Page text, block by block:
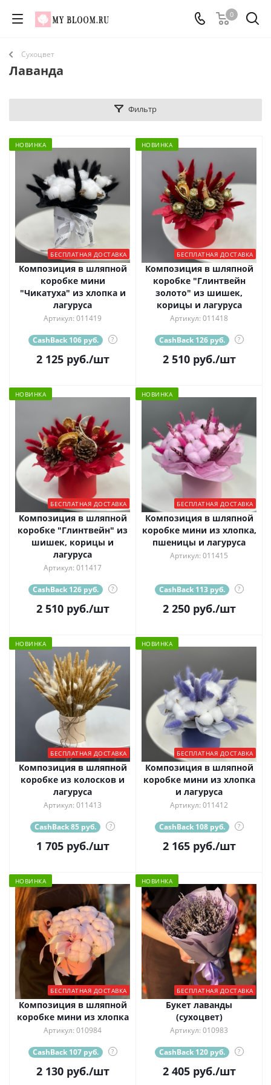
0
Сухоцвет
Лаванда
Фильтр
НОВИНКА
БЕСПЛАТНАЯ ДОСТАВКА
Композиция в шляпной
коробке мини
"Чикатуха" из хлопка и
лагуруса
Артикул: 011419
CashBack 106 руб. ?
2 125руб./шт
НОВИНКА
БЕСПЛАТНАЯ ДОСТАВКА
Композиция в шляпной
коробке "Глинтвейн
золото" из шишек,
корицы и лагуруса
Артикул: 011418
CashBack 126 руб. ?
2 510руб./шт
НОВИНКА
БЕСПЛАТНАЯ ДОСТАВКА
Композиция в шляпной
коробке "Глинтвейн" из
шишек, корицы и
лагуруса
Артикул: 011417
CashBack 126 руб. ?
2 510руб./шт
НОВИНКА
БЕСПЛАТНАЯ ДОСТАВКА
Композиция в шляпной
коробке мини из хлопка,
пшеницы и лагуруса
Артикул: 011415
CashBack 113 руб. ?
2 250руб./шт
НОВИНКА
БЕСПЛАТНАЯ ДОСТАВКА
Композиция в шляпной
коробке из колосков и
лагуруса
Артикул: 011413
CashBack 85 руб. ?
1 705руб./шт
НОВИНКА
БЕСПЛАТНАЯ ДОСТАВКА
Композиция в шляпной
коробке мини из хлопка
и лагуруса
Артикул: 011412
CashBack 108 руб. ?
2 165руб./шт
НОВИНКА
БЕСПЛАТНАЯ ДОСТАВКА
Композиция в шляпной
коробке мини из хлопка
Артикул: 010984
CashBack 107 руб. ?
2 130руб./шт
НОВИНКА
БЕСПЛАТНАЯ ДОСТАВКА
Букет лаванды
(сухоцвет)
Артикул: 010983
CashBack 120 руб. ?
2 405руб./шт